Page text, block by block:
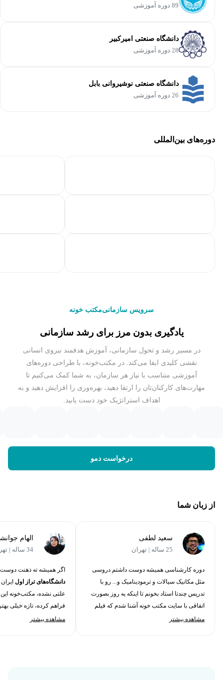
89 دوره آموزشی
دانشگاه صنعتی امیرکبیر
28 دوره آموزشی
دانشگاه صنعتی نوشیروانی بابل
26 دوره آموزشی
دوره‌های بین‌المللی
سرویس سازمانیمکتب خونه
یادگیری بدون مرز برای رشد سازمانی
در مسیر رشد و تحول سازمانی، آموزش هدفمند نیروی انسانی
نقشی کلیدی ایفا می‌کند. در مکتب‌خونه، با طراحی دوره‌های
آموزشی متناسب با نیاز هر سازمان، به شما کمک می‌کنیم تا
مهارت‌های کارکنان‌تان را ارتقا دهید، بهره‌وری را افزایش دهید و به
اهداف استراتژیک خود دست یابید.
درخواست دمو
از زبان شما
سعید لطفی
25 ساله | تهران
دوره کارشناسی همیشه دوست داشتم دروسی
مثل مکانیک سیالات و ترمودینامیک و... رو با
تدریس چندتا استاد بخونم تا اینکه یه روز بصورت
اتفاقی با سایت مکتب خونه آشنا شدم که فیلم
کلاسهای دانشگاه‌های درجه یک رو منتشر کرده
مشاهده بیشتر
الهام
34 ساله | تهران
اگر همیشه ته ذهنت
دانشگاه‌های تراز اول
علتی نشده، مکتب‌خونه این
فراهم کرده، تازه خیلی
همیشه در دسترس
مشاهده بیشتر